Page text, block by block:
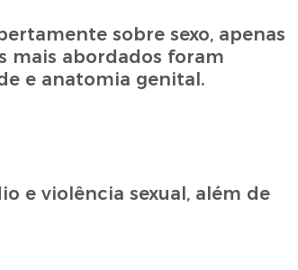
sobre sexo, apenas
mais abordados foram
e anatomia genital.
e violência sexual, além de